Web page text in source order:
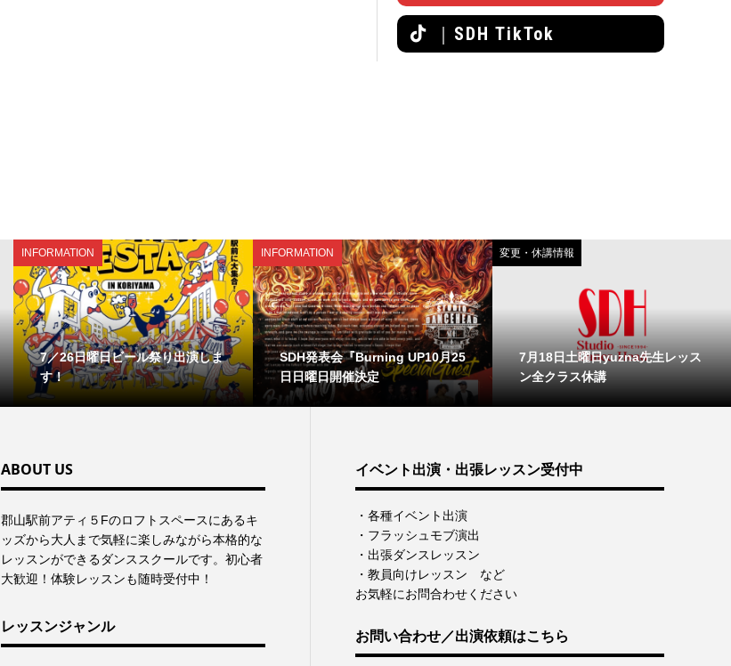
｜SDH TikTok
INFORMATION
7／26日曜日ビール祭り出演しま
す！
INFORMATION
SDH発表会『Burning UP10月25
日日曜日開催決定
変更・休講情報
7月18日土曜日yuzna先生レッス
ン全クラス休講
ABOUT US
郡⼭駅前アティ５Fのロフトスペースにあるキ
ッズから⼤⼈まで気軽に楽しみながら本格的な
レッスンができるダンススクールです。初心者
大歓迎！体験レッスンも随時受付中！
レッスンジャンル
イベント出演・出張レッスン受付中
・各種イベント出演
・フラッシュモブ演出
・出張ダンスレッスン
・教員向けレッスン など
お気軽にお問合わせください
お問い合わせ／出演依頼はこちら